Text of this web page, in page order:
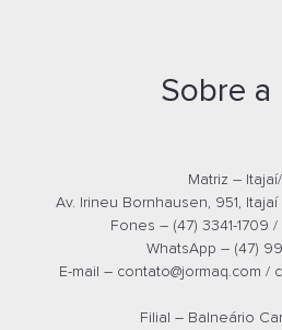
Sobre a
Matriz –
Av. Irineu Bornhausen, 951,
Fones – (47) 3341-1709 /
WhatsApp – (47)
E-mail – contato@jormaq.com /
Filial – Balneário